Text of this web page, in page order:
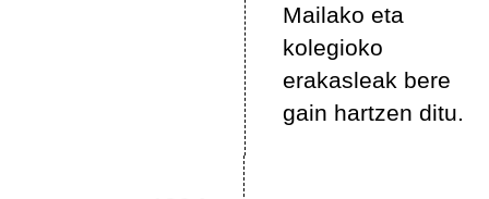
Mailako eta
kolegioko
erakasleak bere
gain hartzen ditu.